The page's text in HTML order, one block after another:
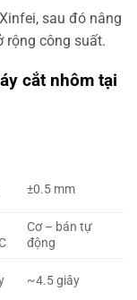
sau đó nâng
rộng công suất.
cắt nhôm tại
±0.5 mm
Cơ – bán tự
động
~4.5 giây